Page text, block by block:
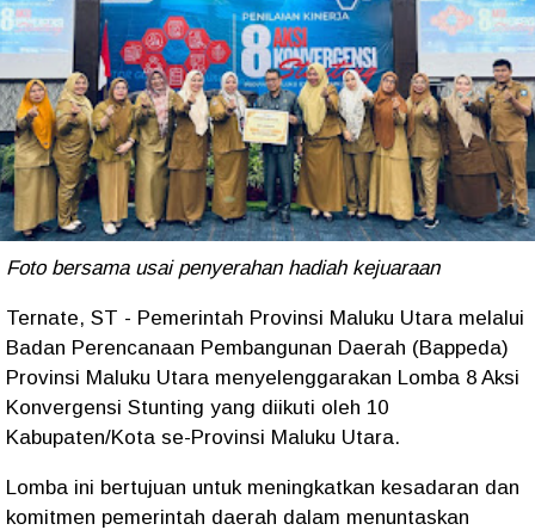
Foto bersama usai penyerahan hadiah kejuaraan
Ternate, ST - Pemerintah Provinsi Maluku Utara melalui
Badan Perencanaan Pembangunan Daerah (Bappeda)
Provinsi Maluku Utara menyelenggarakan Lomba 8 Aksi
Konvergensi Stunting yang diikuti oleh 10
Kabupaten/Kota se-Provinsi Maluku Utara.
Lomba ini bertujuan untuk meningkatkan kesadaran dan
komitmen pemerintah daerah dalam menuntaskan